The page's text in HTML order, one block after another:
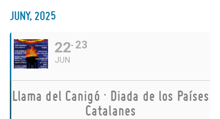
JUNY, 2025
22
JUN
23
Llama del Canigó · Diada de los Países
Catalanes